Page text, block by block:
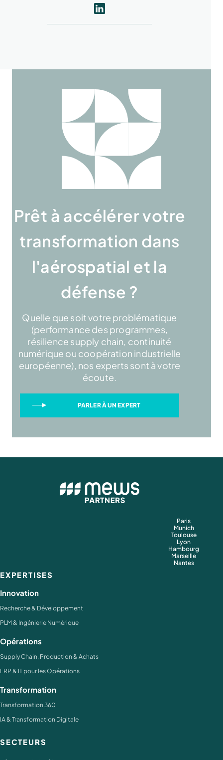
Prêt à accélérer votre
transformation dans
l'aérospatial et la
défense ?
Quelle que soit votre problématique
(performance des programmes,
résilience supply chain, continuité
numérique ou coopération industrielle
européenne), nos experts sont à votre
écoute.
PARLER À UN EXPERT
Paris
Munich
Toulouse
Lyon
Hambourg
Marseille
Nantes
EXPERTISES
Innovation
Recherche & Développement
PLM & Ingénierie Numérique
Opérations
Supply Chain, Production & Achats
ERP & IT pour les Opérations
Transformation
Transformation 360
IA & Transformation Digitale
SECTEURS